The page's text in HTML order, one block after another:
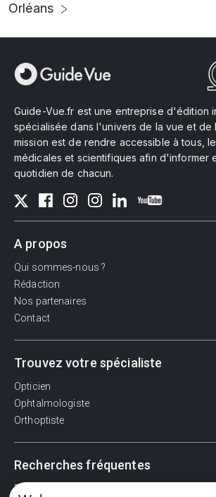
Orléans
Guide-Vue.fr est une entreprise d'édition
spécialisée dans l'univers de la vue et de
mission est de rendre accessible à tous,
médicales et scientifiques afin d'informer
quotidien de chacun.
A propos
Qui sommes-nous ?
Rédaction
Nos partenaires
Contact
Trouvez votre spécialiste
Opticien
Ophtalmologiste
Orthoptiste
Recherches fréquentes
Pathologies adultes